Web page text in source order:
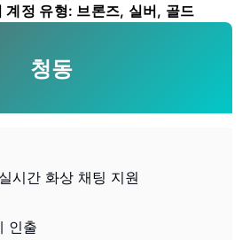
정 유형: 브론즈, 실버, 골드
청동
시간 화상 채팅 지원
인출